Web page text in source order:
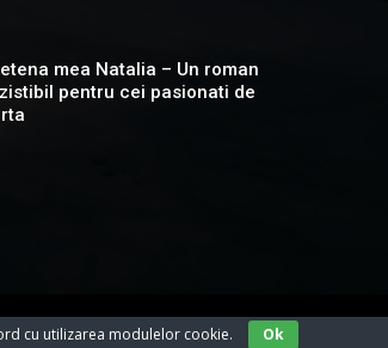
mea Natalia – Un roman
pentru cei pasionati de
cu utilizarea modulelor cookie. Ok